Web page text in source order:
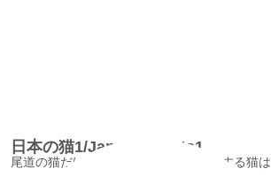
日本の猫1/JapaneseCats1
尾道の猫だけではご不満な方にご紹介する猫は